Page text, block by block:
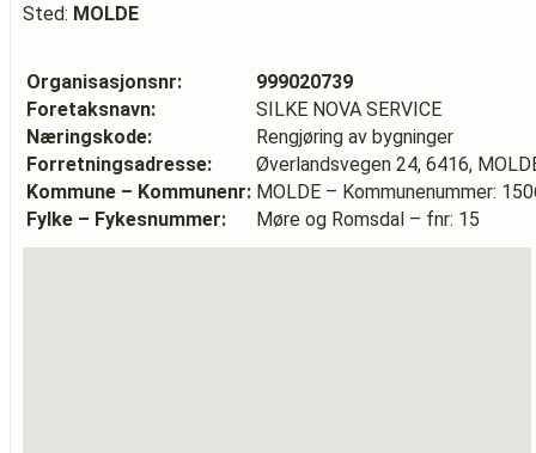
Sted: MOLDE
Organisasjonsnr:
999020739
Foretaksnavn:
SILKE NOVA SERVICE
Næringskode:
Rengjøring av bygninger
Forretningsadresse:
Øverlandsvegen 24, 6416,
Kommune – Kommunenr: MOLDE – Kommunenummer:
Fylke – Fykesnummer:
Møre og Romsdal – fnr: 15